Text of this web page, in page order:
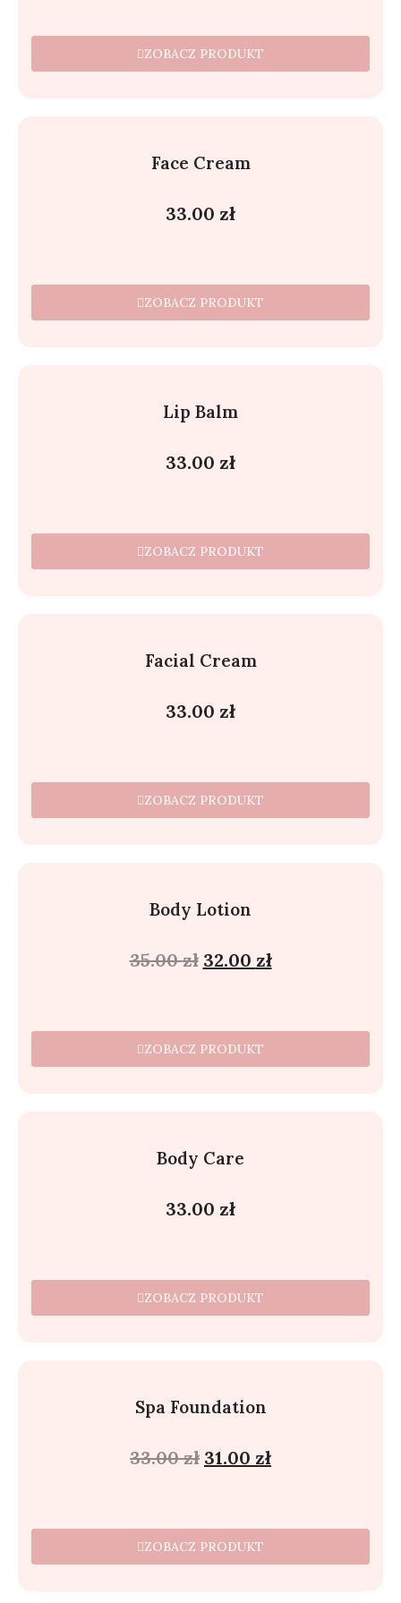
ZOBACZ PRODUKT
Face Cream
33.00 zł
ZOBACZ PRODUKT
Lip Balm
33.00 zł
ZOBACZ PRODUKT
Facial Cream
33.00 zł
ZOBACZ PRODUKT
Body Lotion
35.00zł 32.00 zł
ZOBACZ PRODUKT
Body Care
33.00 zł
ZOBACZ PRODUKT
Spa Foundation
33.00zł 31.00 zł
ZOBACZ PRODUKT